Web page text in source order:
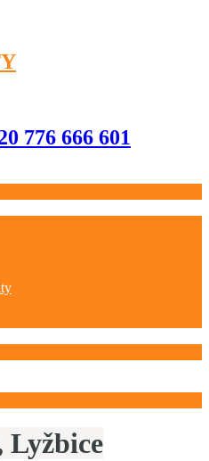
776 666 601
Lyžbice